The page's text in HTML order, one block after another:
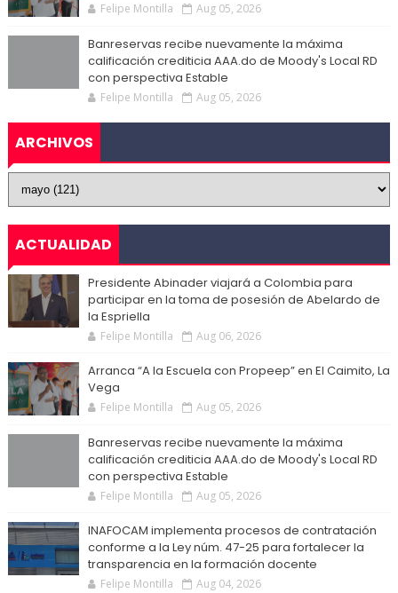
Felipe Montilla Aug 05, 2026
Banreservas recibe nuevamente la máxima
calificación crediticia AAA.do de Moody's Local RD
con perspectiva Estable
Felipe Montilla Aug 05, 2026
ARCHIVOS
ACTUALIDAD
Presidente Abinader viajará a Colombia para
participar en la toma de posesión de Abelardo de
la Espriella
Felipe Montilla Aug 06, 2026
Arranca “A la Escuela con Propeep” en El Caimito, La
Vega
Felipe Montilla Aug 05, 2026
Banreservas recibe nuevamente la máxima
calificación crediticia AAA.do de Moody's Local RD
con perspectiva Estable
Felipe Montilla Aug 05, 2026
INAFOCAM implementa procesos de contratación
conforme a la Ley núm. 47-25 para fortalecer la
transparencia en la formación docente
Felipe Montilla Aug 04, 2026